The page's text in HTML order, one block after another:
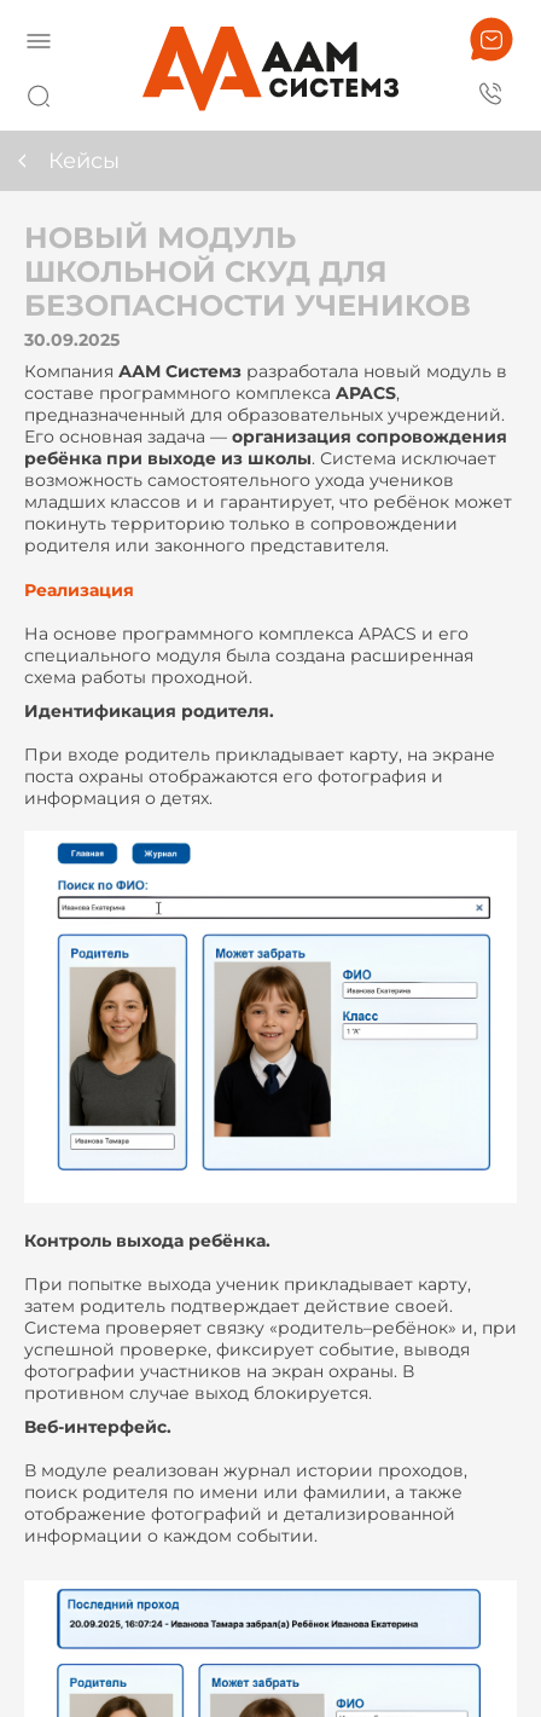
Кейсы
НОВЫЙ МОДУЛЬ
ШКОЛЬНОЙ СКУД ДЛЯ
БЕЗОПАСНОСТИ УЧЕНИКОВ
30.09.2025
Компания ААМ Системз разработала новый модуль в
составе программного комплекса APACS,
предназначенный для образовательных учреждений.
Его основная задача — организация сопровождения
ребёнка при выходе из школы. Система исключает
возможность самостоятельного ухода учеников
младших классов и и гарантирует, что ребёнок может
покинуть территорию только в сопровождении
родителя или законного представителя.
Реализация
На основе программного комплекса APACS и его
специального модуля была создана расширенная
схема работы проходной.
Идентификация родителя.
При входе родитель прикладывает карту, на экране
поста охраны отображаются его фотография и
информация о детях.
Контроль выхода ребёнка.
При попытке выхода ученик прикладывает карту,
затем родитель подтверждает действие своей.
Система проверяет связку «родитель–ребёнок» и, при
успешной проверке, фиксирует событие, выводя
фотографии участников на экран охраны. В
противном случае выход блокируется.
Веб-интерфейс.
В модуле реализован журнал истории проходов,
поиск родителя по имени или фамилии, а также
отображение фотографий и детализированной
информации о каждом событии.